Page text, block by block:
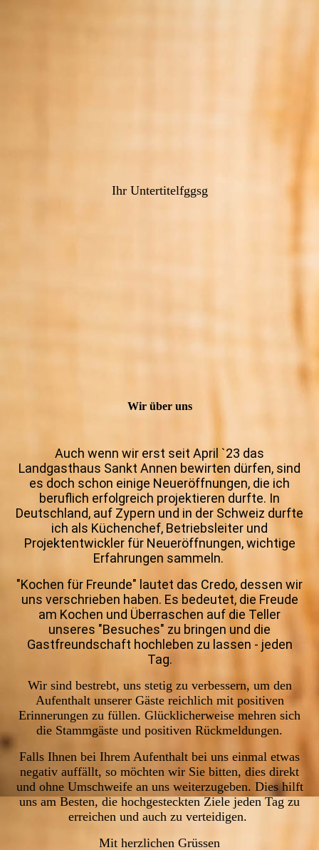
Ihr Untertitelfggsg
Wir über uns
Auch wenn wir erst seit April `23 das
Landgasthaus Sankt Annen bewirten dürfen, sind
es doch schon einige Neueröffnungen, die ich
beruflich erfolgreich projektieren durfte. In
Deutschland, auf Zypern und in der Schweiz durfte
ich als Küchenchef, Betriebsleiter und
Projektentwickler für Neueröffnungen, wichtige
Erfahrungen sammeln.
"Kochen für Freunde" lautet das Credo, dessen wir
uns verschrieben haben. Es bedeutet, die Freude
am Kochen und Überraschen auf die Teller
unseres "Besuches" zu bringen und die
Gastfreundschaft hochleben zu lassen - jeden
Tag.
Wir sind bestrebt, uns stetig zu verbessern, um den
Aufenthalt unserer Gäste reichlich mit positiven
Erinnerungen zu füllen. Glücklicherweise mehren sich
die Stammgäste und positiven Rückmeldungen.
Falls Ihnen bei Ihrem Aufenthalt bei uns einmal etwas
negativ auffällt, so möchten wir Sie bitten, dies direkt
und ohne Umschweife an uns weiterzugeben. Dies hilft
uns am Besten, die hochgesteckten Ziele jeden Tag zu
erreichen und auch zu verteidigen.
Mit herzlichen Grüssen